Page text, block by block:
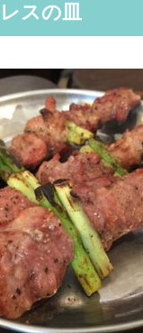
スの皿